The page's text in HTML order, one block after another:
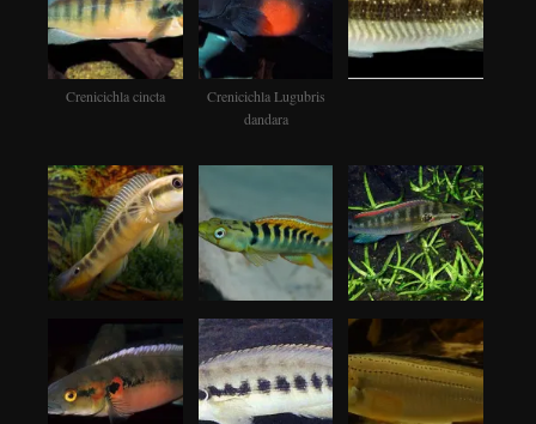
Crenicichla cincta
Crenicichla Lugubris
dandara